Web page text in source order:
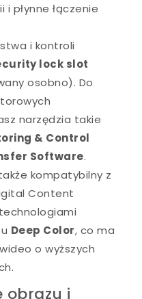
płynne łączenie
i kontroli
lock slot
osobno). Do
narzędzia takie
& Control
Software.
kompatybilny z
Content
Deep Color, co ma
o wyższych
obrazu i